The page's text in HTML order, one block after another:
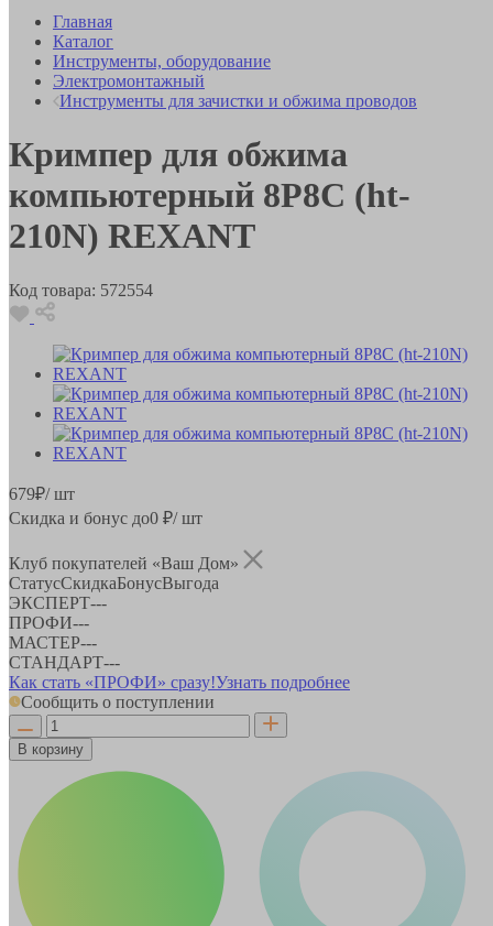
Главная
Каталог
Инструменты, оборудование
Электромонтажный
Инструменты для зачистки и обжима проводов
Кримпер для обжима
компьютерный 8P8C (ht-
210N) REXANT
Код товара: 572554
679₽/ шт
Скидка и бонус до0 ₽/ шт
Клуб покупателей «Ваш Дом»
СтатусСкидкаБонусВыгода
ЭКСПЕРТ---
ПРОФИ---
МАСТЕР---
СТАНДАРТ---
Как стать «ПРОФИ» сразу!Узнать подробнее
Сообщить о поступлении
В корзину